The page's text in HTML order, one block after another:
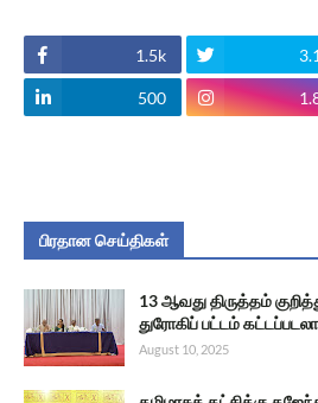
1.5k
500
பிரதான செய்திகள்
13 ஆவது திருத்தம்
துரோகிப் பட்டம்
August 10, 2025